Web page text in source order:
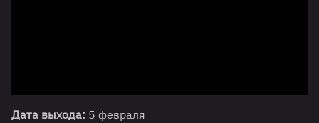
Дата выхода: 5 февраля